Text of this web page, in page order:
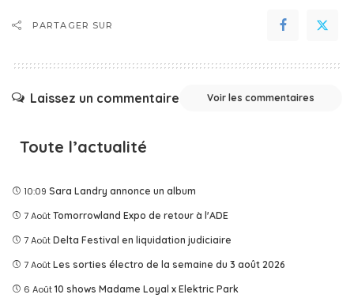
PARTAGER SUR
Laissez un commentaire Voir les commentaires
Toute l’actualité
10:09 Sara Landry annonce un album
7 Août Tomorrowland Expo de retour à l'ADE
7 Août Delta Festival en liquidation judiciaire
7 Août Les sorties électro de la semaine du 3 août 2026
6 Août 10 shows Madame Loyal x Elektric Park